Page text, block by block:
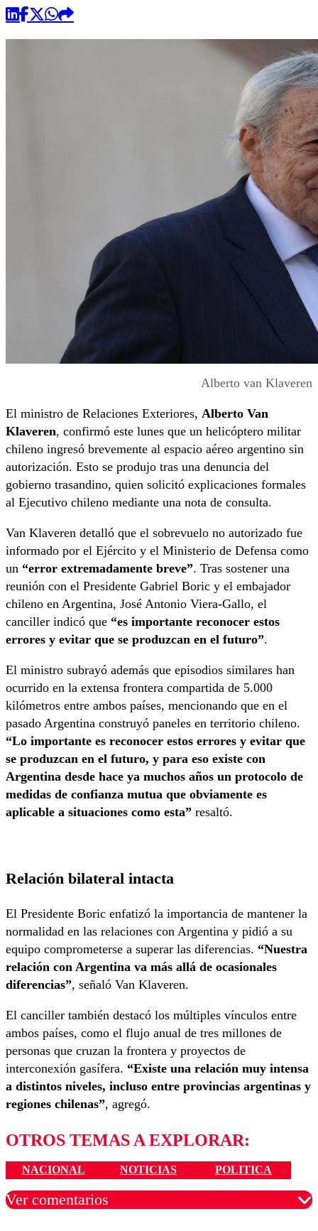
Alberto van Klaveren
El ministro de Relaciones Exteriores, Alberto Van
Klaveren, confirmó este lunes que un helicóptero militar
chileno ingresó brevemente al espacio aéreo argentino sin
autorización. Esto se produjo tras una denuncia del
gobierno trasandino, quien solicitó explicaciones formales
al Ejecutivo chileno mediante una nota de consulta.
Van Klaveren detalló que el sobrevuelo no autorizado fue
informado por el Ejército y el Ministerio de Defensa como
un “error extremadamente breve”. Tras sostener una
reunión con el Presidente Gabriel Boric y el embajador
chileno en Argentina, José Antonio Viera-Gallo, el
canciller indicó que “es importante reconocer estos
errores y evitar que se produzcan en el futuro”.
El ministro subrayó además que episodios similares han
ocurrido en la extensa frontera compartida de 5.000
kilómetros entre ambos países, mencionando que en el
pasado Argentina construyó paneles en territorio chileno.
“Lo importante es reconocer estos errores y evitar que
se produzcan en el futuro, y para eso existe con
Argentina desde hace ya muchos años un protocolo de
medidas de confianza mutua que obviamente es
aplicable a situaciones como esta” resaltó.
Relación bilateral intacta
El Presidente Boric enfatizó la importancia de mantener la
normalidad en las relaciones con Argentina y pidió a su
equipo comprometerse a superar las diferencias. “Nuestra
relación con Argentina va más allá de ocasionales
diferencias”, señaló Van Klaveren.
El canciller también destacó los múltiples vínculos entre
ambos países, como el flujo anual de tres millones de
personas que cruzan la frontera y proyectos de
interconexión gasífera. “Existe una relación muy intensa
a distintos niveles, incluso entre provincias argentinas y
regiones chilenas”, agregó.
OTROS TEMAS A EXPLORAR:
NACIONAL NOTICIAS POLITICA
Ver comentarios